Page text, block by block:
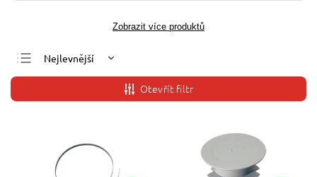
Zobrazit více produktů
Nejlevnější
Nejdražší
Nejprodávanější
Otevřít filtr